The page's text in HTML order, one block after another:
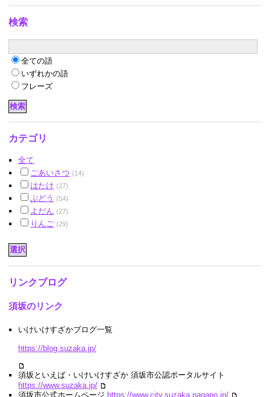
検索
全ての語
いずれかの語
フレーズ
カテゴリ
全て
ごあいさつ (14)
はたけ (27)
ぶどう (54)
よだん (27)
りんご (29)
リンクブログ
須坂のリンク
いけいけすざかブログ一覧
https://blog.suzaka.jp/
須坂といえば・いけいけすざか 須坂市公認ポータルサイト
https://www.suzaka.jp/
須坂市公式ホームページ https://www.city.suzaka.nagano.jp/